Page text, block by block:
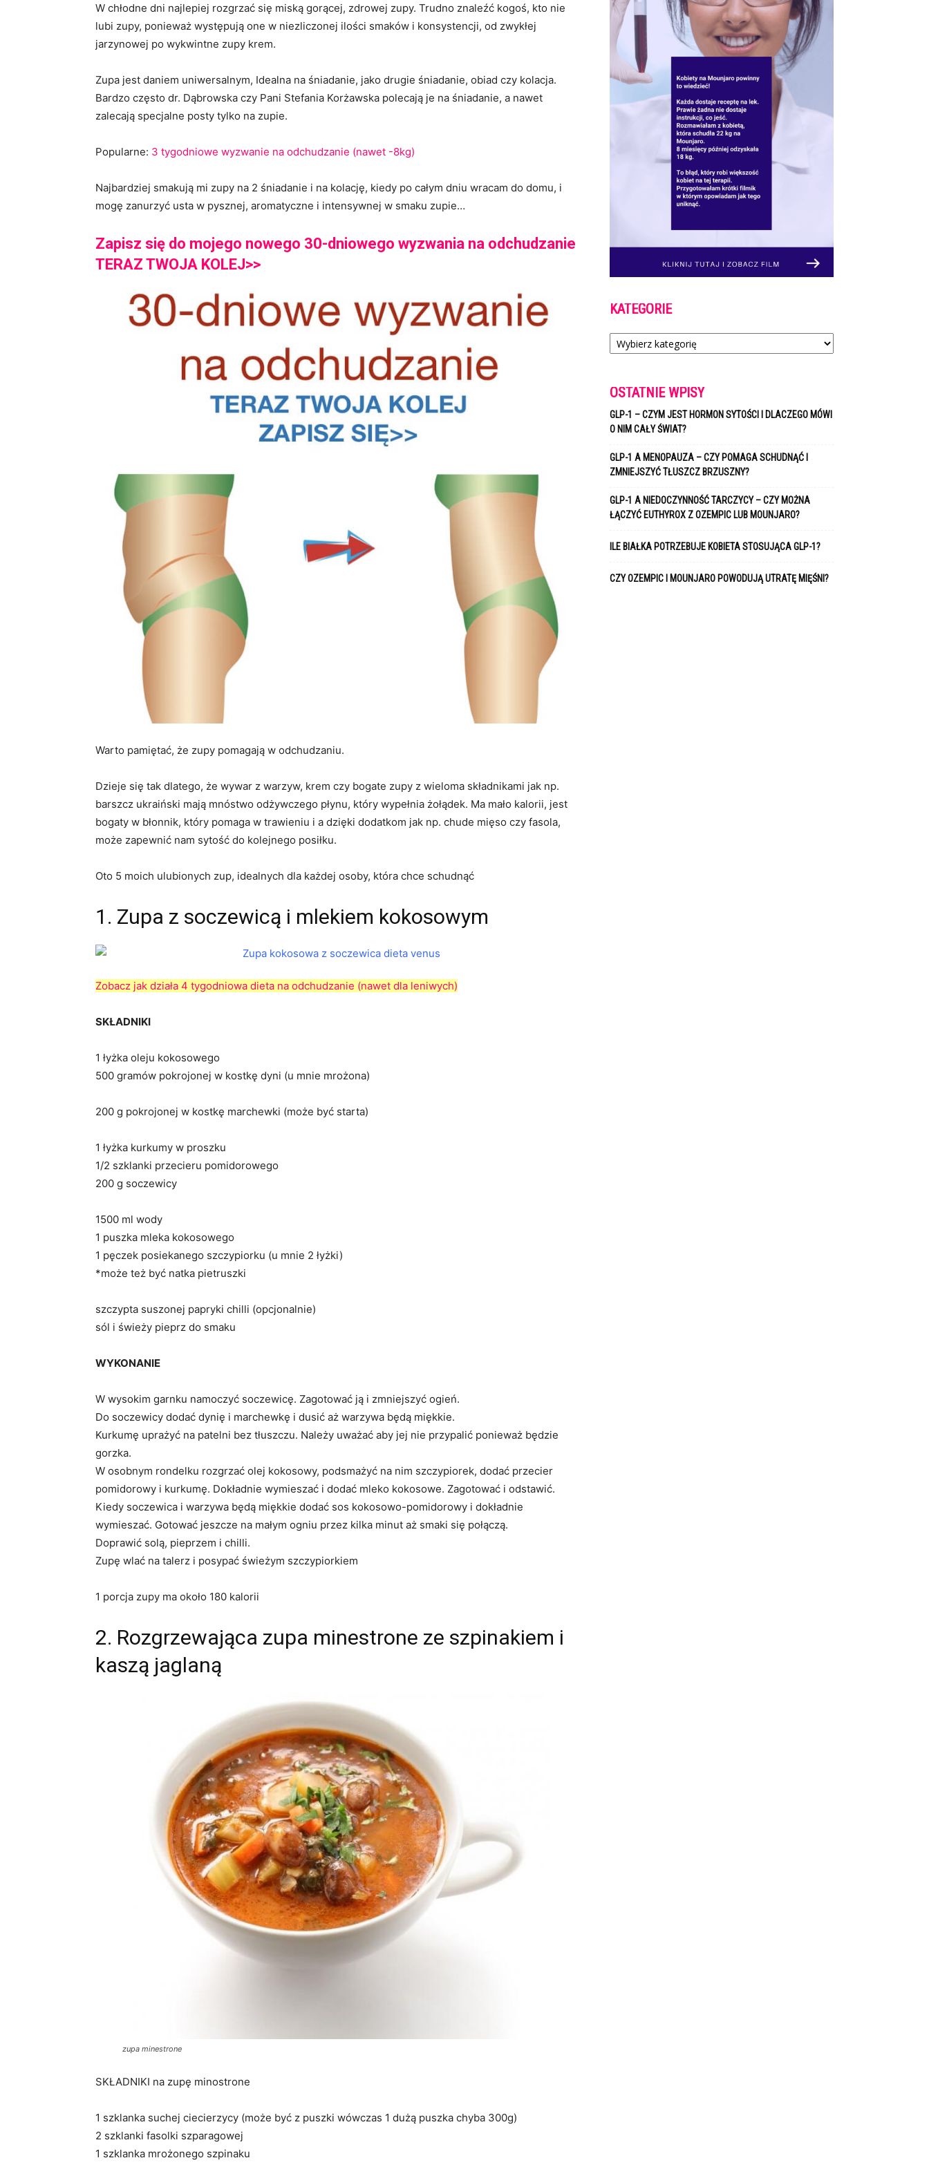
W chłodne dni najlepiej rozgrzać się miską gorącej, zdrowej zupy. Trudno znaleźć kogoś, kto nie
lubi zupy, ponieważ występują one w niezliczonej ilości smaków i konsystencji, od zwykłej
jarzynowej po wykwintne zupy krem.
Zupa jest daniem uniwersalnym, Idealna na śniadanie, jako drugie śniadanie, obiad czy kolacja.
Bardzo często dr. Dąbrowska czy Pani Stefania Korżawska polecają je na śniadanie, a nawet
zalecają specjalne posty tylko na zupie.
Popularne: 3 tygodniowe wyzwanie na odchudzanie (nawet -8kg)
Najbardziej smakują mi zupy na 2 śniadanie i na kolację, kiedy po całym dniu wracam do domu, i
mogę zanurzyć usta w pysznej, aromatyczne i intensywnej w smaku zupie…
Zapisz się do mojego nowego 30-dniowego wyzwania na odchudzanie
TERAZ TWOJA KOLEJ>>
Warto pamiętać, że zupy pomagają w odchudzaniu.
Dzieje się tak dlatego, że wywar z warzyw, krem czy bogate zupy z wieloma składnikami jak np.
barszcz ukraiński mają mnóstwo odżywczego płynu, który wypełnia żołądek. Ma mało kalorii, jest
bogaty w błonnik, który pomaga w trawieniu i a dzięki dodatkom jak np. chude mięso czy fasola,
może zapewnić nam sytość do kolejnego posiłku.
Oto 5 moich ulubionych zup, idealnych dla każdej osoby, która chce schudnąć
1. Zupa z soczewicą i mlekiem kokosowym
Zobacz jak działa 4 tygodniowa dieta na odchudzanie (nawet dla leniwych)
SKŁADNIKI
1 łyżka oleju kokosowego
500 gramów pokrojonej w kostkę dyni (u mnie mrożona)
200 g pokrojonej w kostkę marchewki (może być starta)
1 łyżka kurkumy w proszku
1/2 szklanki przecieru pomidorowego
200 g soczewicy
1500 ml wody
1 puszka mleka kokosowego
1 pęczek posiekanego szczypiorku (u mnie 2 łyżki)
*może też być natka pietruszki
szczypta suszonej papryki chilli (opcjonalnie)
sól i świeży pieprz do smaku
WYKONANIE
W wysokim garnku namoczyć soczewicę. Zagotować ją i zmniejszyć ogień.
Do soczewicy dodać dynię i marchewkę i dusić aż warzywa będą miękkie.
Kurkumę uprażyć na patelni bez tłuszczu. Należy uważać aby jej nie przypalić ponieważ będzie
gorzka.
W osobnym rondelku rozgrzać olej kokosowy, podsmażyć na nim szczypiorek, dodać przecier
pomidorowy i kurkumę. Dokładnie wymieszać i dodać mleko kokosowe. Zagotować i odstawić.
Kiedy soczewica i warzywa będą miękkie dodać sos kokosowo-pomidorowy i dokładnie
wymieszać. Gotować jeszcze na małym ogniu przez kilka minut aż smaki się połączą.
Doprawić solą, pieprzem i chilli.
Zupę wlać na talerz i posypać świeżym szczypiorkiem
1 porcja zupy ma około 180 kalorii
2. Rozgrzewająca zupa minestrone ze szpinakiem i
kaszą jaglaną
zupa minestrone
SKŁADNIKI na zupę minostrone
1 szklanka suchej ciecierzycy (może być z puszki wówczas 1 dużą puszka chyba 300g)
2 szklanki fasolki szparagowej
1 szklanka mrożonego szpinaku
KATEGORIE
Kategorie
OSTATNIE WPISY
GLP-1 – CZYM JEST HORMON SYTOŚCI I DLACZEGO MÓWI
O NIM CAŁY ŚWIAT?
GLP-1 A MENOPAUZA – CZY POMAGA SCHUDNĄĆ I
ZMNIEJSZYĆ TŁUSZCZ BRZUSZNY?
GLP-1 A NIEDOCZYNNOŚĆ TARCZYCY – CZY MOŻNA
ŁĄCZYĆ EUTHYROX Z OZEMPIC LUB MOUNJARO?
ILE BIAŁKA POTRZEBUJE KOBIETA STOSUJĄCA GLP-1?
CZY OZEMPIC I MOUNJARO POWODUJĄ UTRATĘ MIĘŚNI?